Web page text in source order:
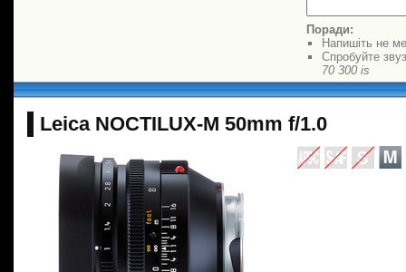
Поради:
Напишіть не
Спробуйте
70 300 is
Leica NOCTILUX-M 50mm f/1.0